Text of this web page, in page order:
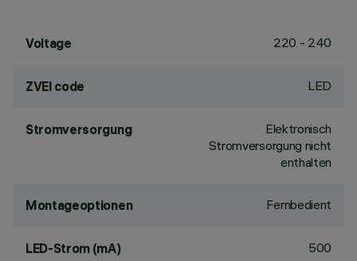
Voltage 220 - 240
ZVEI code LED
Stromversorgung
Elektronisch
Stromversorgung nicht
enthalten
Montageoptionen Fernbedient
LED-Strom (mA) 500